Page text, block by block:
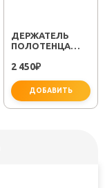
ДЕРЖАТЕЛЬ
ПОЛОТЕНЦА
2 450₽
ДОБАВИТЬ